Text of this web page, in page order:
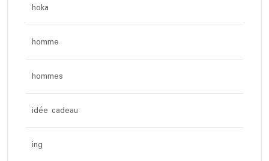
hoka
homme
hommes
idée cadeau
ing